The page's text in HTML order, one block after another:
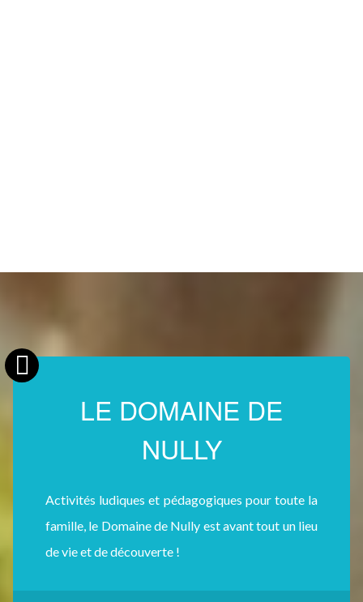
LE DOMAINE DE
NULLY
Activités ludiques et pédagogiques pour toute la
famille, le Domaine de Nully est avant tout un lieu
de vie et de découverte !